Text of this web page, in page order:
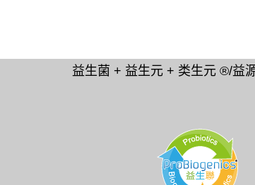
益生菌 + 益生元 + 类生元 ®/益